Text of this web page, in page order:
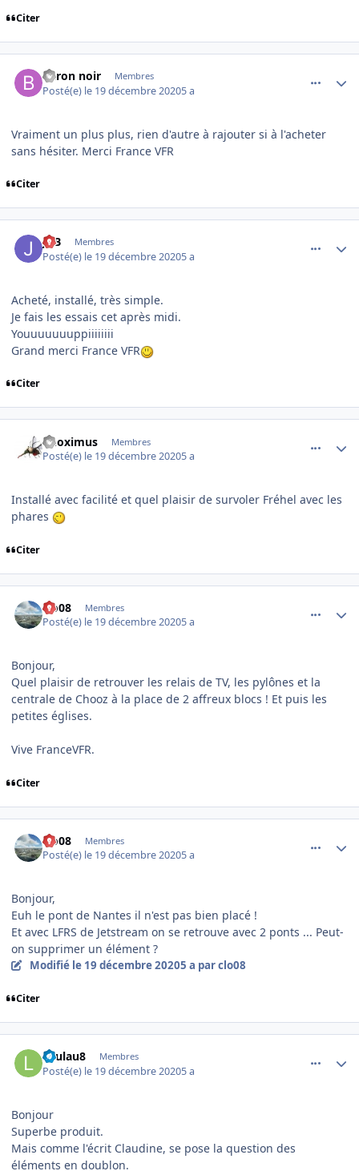
Citer
Baron noir Membres
Posté(e) le 19 décembre 20205 a
Vraiment un plus plus, rien d'autre à rajouter si à l'acheter
sans hésiter. Merci France VFR
Citer
JPB Membres
Posté(e) le 19 décembre 20205 a
Acheté, installé, très simple.
Je fais les essais cet après midi.
Youuuuuuuppiiiiiiii
Grand merci France VFR
Citer
Phoximus Membres
Posté(e) le 19 décembre 20205 a
Installé avec facilité et quel plaisir de survoler Fréhel avec les
phares
Citer
clo08 Membres
Posté(e) le 19 décembre 20205 a
Bonjour,
Quel plaisir de retrouver les relais de TV, les pylônes et la
centrale de Chooz à la place de 2 affreux blocs ! Et puis les
petites églises.
Vive FranceVFR.
Citer
clo08 Membres
Posté(e) le 19 décembre 20205 a
Bonjour,
Euh le pont de Nantes il n'est pas bien placé !
Et avec LFRS de Jetstream on se retrouve avec 2 ponts ... Peut-
on supprimer un élément ?
Modifié le 19 décembre 20205 a par clo08
Citer
Laulau8 Membres
Posté(e) le 19 décembre 20205 a
Bonjour
Superbe produit.
Mais comme l'écrit Claudine, se pose la question des
éléments en doublon.